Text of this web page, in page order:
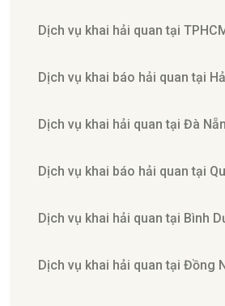
Dịch vụ khai hải quan tại
Dịch vụ khai báo hải quan tại
Dịch vụ khai hải quan tại Đà
Dịch vụ khai báo hải quan tại
Dịch vụ khai hải quan tại Bình
Dịch vụ khai hải quan tại Đồng